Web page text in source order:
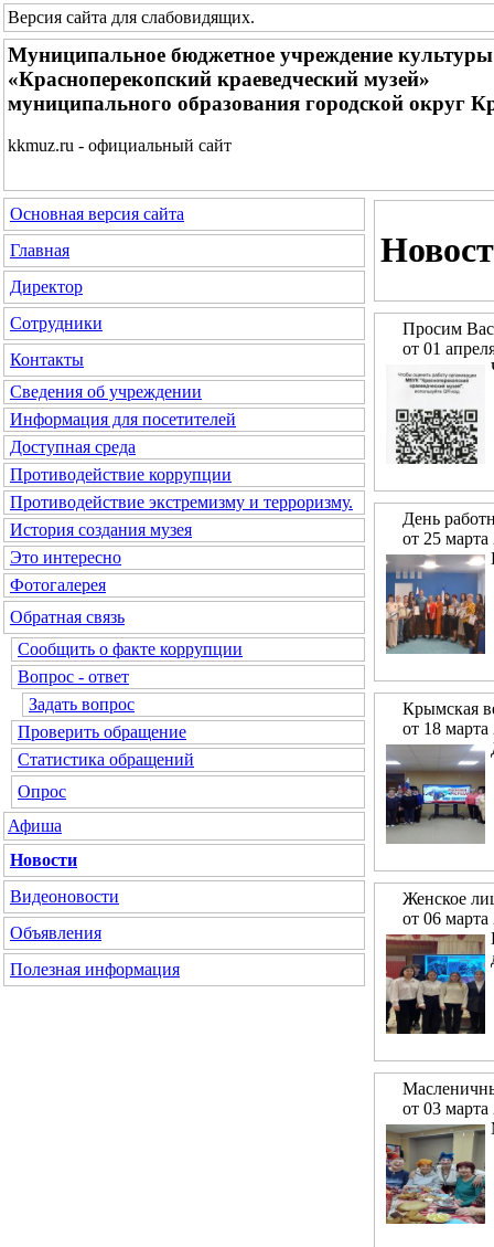
Версия сайта для слабовидящих.
Муниципальное бюджетное учреждение культуры
«Красноперекопский краеведческий музей»
муниципального образования городской округ
kkmuz.ru - официальный сайт
Основная версия сайта
Главная
Директор
Сотрудники
Контакты
Сведения об учреждении
Информация для посетителей
Доступная среда
Противодействие коррупции
Противодействие экстремизму и терроризму.
История создания музея
Это интересно
Фотогалерея
Обратная связь
Сообщить о факте коррупции
Вопрос - ответ
Задать вопрос
Проверить обращение
Статистика обращений
Опрос
Афиша
Новости
Видеоновости
Объявления
Полезная информация
Просим Вас
от 01
День
от 25 марта
Крымская
от 18 марта
Женское
от 06 марта
от 03 марта